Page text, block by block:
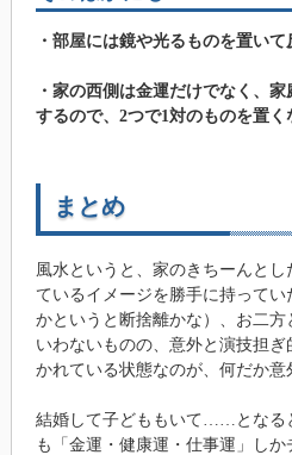
・部屋には鏡や光るものを置いて
・家の西側は金運だけでなく、
するので、2つで1対のものを置く
まとめ
風水というと、家のきちーんと
ているイメージを勝手に持って
かというと断捨離かな）、お二
いわないものの、意外と演技担
かれている状態なのが、何だか意
結婚して子どももいて……となる
も「金運・健康運・仕事運」し